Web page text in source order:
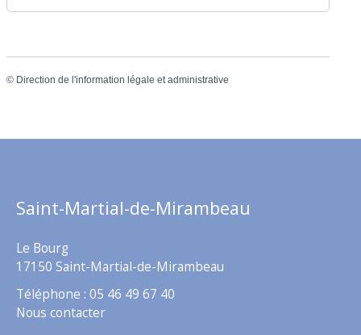
© Direction de l'information légale et administrative
Saint-Martial-de-Mirambeau
Le Bourg
17150 Saint-Martial-de-Mirambeau
Téléphone : 05 46 49 67 40
Nous contacter